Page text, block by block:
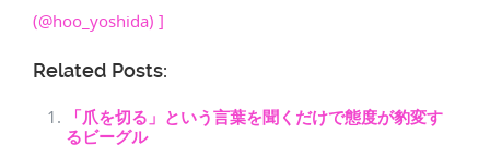
(@hoo_yoshida) ]
Related Posts:
「爪を切る」という言葉を聞くだけで態度が豹変す
るビーグル